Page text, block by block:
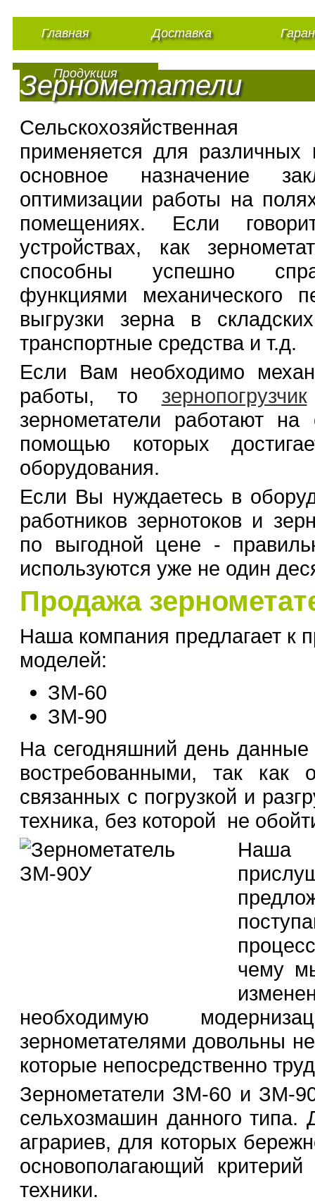
Главная Доставка
Продукция
Зернометатели
применяется для
основное назначение
оптимизации работы на
помещениях. Если
устройствах, как
способны успешно
функциями механического
выгрузки зерна в
транспортные средства и т.д.
Если Вам необходимо
работы, то зернопогрузчик
зернометатели работают на
помощью которых
оборудования.
Если Вы нуждаетесь в
работников зернотоков и
по выгодной цене -
используются уже не один
Продажа
Наша компания предлагает к
моделей:
ЗМ-60
ЗМ-90
На сегодняшний день
востребованными, так
связанных с погрузкой и
техника, без которой не
чему
необходимую
зернометателями довольны
которые непосредственно
Зернометатели ЗМ-60 и ЗМ-
сельхозмашин данного типа.
аграриев, для которых
основополагающий
техники.